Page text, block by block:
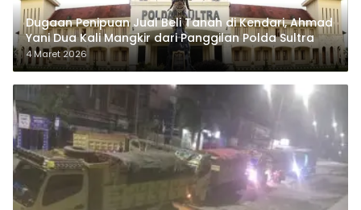
Dugaan Penipuan Jual Beli Tanah di Kendari, Ahmad
Yani Dua Kali Mangkir dari Panggilan Polda Sultra
4 Maret 2026